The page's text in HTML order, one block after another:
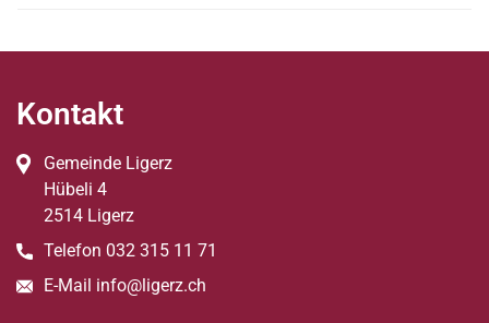
Kontakt
Gemeinde Ligerz
Hübeli 4
2514 Ligerz
Telefon 032 315 11 71
E-Mail info@ligerz.ch